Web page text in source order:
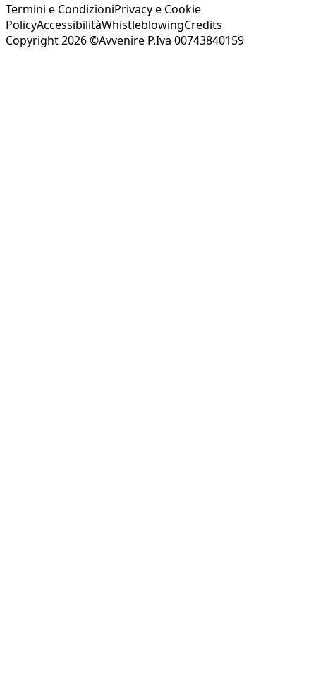
Termini e CondizioniPrivacy e Cookie
PolicyAccessibilitàWhistleblowingCredits
Copyright 2026 ©Avvenire P.Iva 00743840159